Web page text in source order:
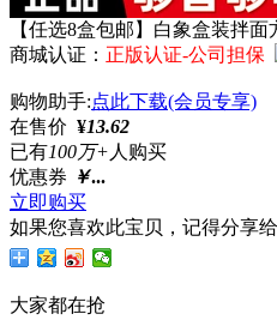
【任选8盒包邮】白象盒装拌
商城认证： 正版认证-公司担保
购物助手:点此下载(会员专享)
在售价 ¥13.62
已有100万+ 人购买
优惠券 ￥...
立即购买
如果您喜欢此宝贝，记得分享
大家都在抢